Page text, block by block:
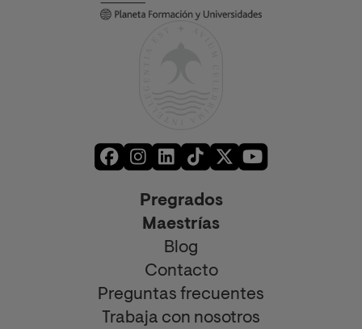
Pregrados
Maestrías
Blog
Contacto
Preguntas frecuentes
Trabaja con nosotros